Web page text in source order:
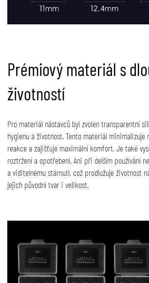
Prémiový materiál s
životností
Pro materiál nástavců byl zvolen transparentní
hygienu a životnost. Tento materiál
reakce a zajišťuje maximální komfort. Je také
roztržení a opotřebení. Ani při delším používání
a viditelnému stárnutí, což prodlužuje životnost
jejich původní tvar i velikost.